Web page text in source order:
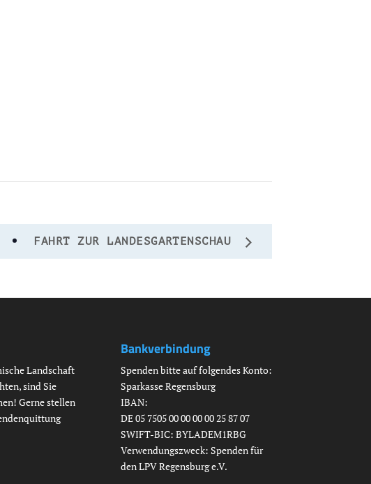
FAHRT ZUR LANDESGARTENSCHAU
Landschaft
sind Sie
Gerne stellen
Bankverbindung
Spenden bitte auf folgendes Konto:
Sparkasse Regensburg
IBAN:
DE 05 7505 00 00 00 00 25 87 07
SWIFT-BIC: BYLADEM1RBG
Verwendungszweck: Spenden für
den LPV Regensburg e.V.